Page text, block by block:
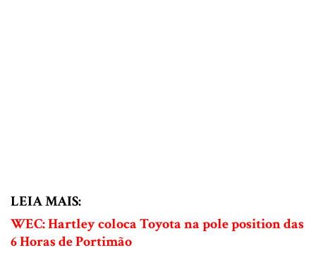
LEIA MAIS:
WEC: Hartley coloca Toyota na pole position das
6 Horas de Portimão